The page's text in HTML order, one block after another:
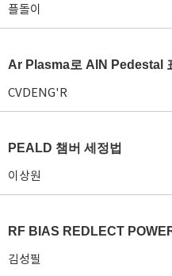
플돌이
CVDENG'R
PEALD 챔버 세정법
이상원
RF BIAS REDLECT
김성필